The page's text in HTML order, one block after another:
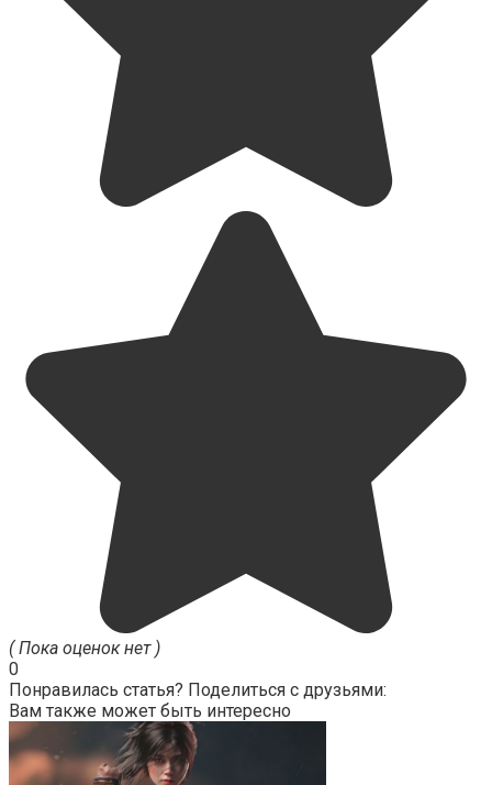
( Пока оценок нет )
0
Понравилась статья? Поделиться с друзьями:
Вам также может быть интересно